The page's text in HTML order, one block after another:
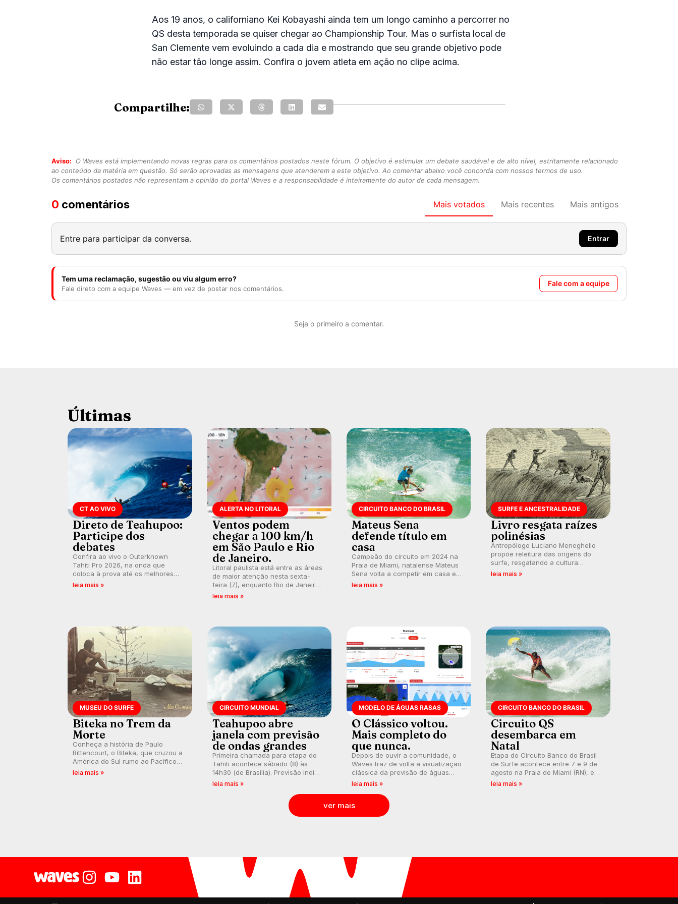
Aos 19 anos, o californiano Kei Kobayashi ainda tem um longo caminho a percorrer no
QS desta temporada se quiser chegar ao Championship Tour. Mas o surfista local de
San Clemente vem evoluindo a cada dia e mostrando que seu grande objetivo pode
não estar tão longe assim. Confira o jovem atleta em ação no clipe acima.
Compartilhe:
Aviso:
O Waves está implementando novas regras para os comentários postados neste fórum. O objetivo é estimular um debate saudável e de alto nível, estritamente relacionado
ao conteúdo da matéria em questão. Só serão aprovadas as mensagens que atenderem a este objetivo. Ao comentar abaixo você concorda com nossos termos de uso.
Os comentários postados não representam a opinião do portal Waves e a responsabilidade é inteiramente do autor de cada mensagem.
0 comentários Mais votados Mais recentes Mais antigos
Entre para participar da conversa. Entrar
Tem uma reclamação, sugestão ou viu algum erro?
Fale direto com a equipe Waves — em vez de postar nos comentários.
Fale com a equipe
Seja o primeiro a comentar.
Últimas
CT AO VIVO
Direto de Teahupoo:
Participe dos
debates
Confira ao vivo o Outerknown
Tahiti Pro 2026, na onda que
coloca à prova até os melhores
surfistas do mundo. E participe dos
leia mais »
ALERTA NO LITORAL
Ventos podem
chegar a 100 km/h
em São Paulo e Rio
de Janeiro.
Litoral paulista está entre as áreas
de maior atenção nesta sexta-
feira (7), enquanto Rio de Janeiro
também recebe alerta para ventos
leia mais »
CIRCUITO BANCO DO BRASIL
Mateus Sena
defende título em
casa
Campeão do circuito em 2024 na
Praia de Miami, natalense Mateus
Sena volta a competir em casa em
busca de manter a hegemonia
leia mais »
SURFE E ANCESTRALIDADE
Livro resgata raízes
polinésias
Antropólogo Luciano Meneghello
propõe releitura das origens do
surfe, resgatando a cultura
polinésia e questionando a visão
leia mais »
MUSEU DO SURFE
Biteka no Trem da
Morte
Conheça a história de Paulo
Bittencourt, o Biteka, que cruzou a
América do Sul rumo ao Pacífico
em uma jornada que se tornou um
leia mais »
CIRCUITO MUNDIAL
Teahupoo abre
janela com previsão
de ondas grandes
Primeira chamada para etapa do
Tahiti acontece sábado (8) às
14h30 (de Brasília). Previsão indica
swell consistente. Medina
divulga baterias, com Kelly Slater
leia mais »
MODELO DE ÁGUAS RASAS
O Clássico voltou.
Mais completo do
que nunca.
Depois de ouvir a comunidade, o
Waves traz de volta a visualização
clássica da previsão de águas
rasas, agora integrada à nova
ondas para até 16 dias.
leia mais »
CIRCUITO BANCO DO BRASIL
Circuito QS
desembarca em
Natal
Etapa do Circuito Banco do Brasil
de Surfe acontece entre 7 e 9 de
agosto na Praia de Miami (RN), em
disputas válidas pelo Qualifying
leia mais »
ver mais